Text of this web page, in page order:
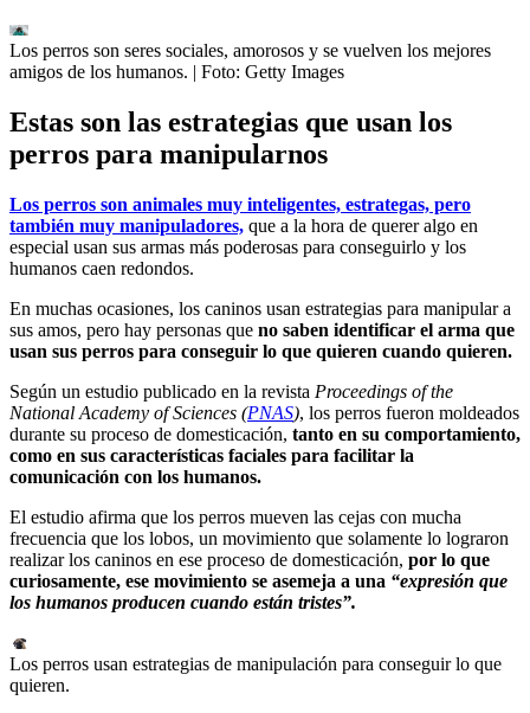
Los perros son seres sociales, amorosos y se vuelven los mejores
amigos de los humanos. | Foto: Getty Images
Estas son las estrategias que usan los
perros para manipularnos
Los perros son animales muy inteligentes, estrategas, pero
también muy manipuladores, que a la hora de querer algo en
especial usan sus armas más poderosas para conseguirlo y los
humanos caen redondos.
En muchas ocasiones, los caninos usan estrategias para manipular a
sus amos, pero hay personas que no saben identificar el arma que
usan sus perros para conseguir lo que quieren cuando quieren.
Según un estudio publicado en la revista Proceedings of the
National Academy of Sciences (PNAS), los perros fueron moldeados
durante su proceso de domesticación, tanto en su comportamiento,
como en sus características faciales para facilitar la
comunicación con los humanos.
El estudio afirma que los perros mueven las cejas con mucha
frecuencia que los lobos, un movimiento que solamente lo lograron
realizar los caninos en ese proceso de domesticación, por lo que
curiosamente, ese movimiento se asemeja a una “expresión que
los humanos producen cuando están tristes”.
Los perros usan estrategias de manipulación para conseguir lo que
quieren.